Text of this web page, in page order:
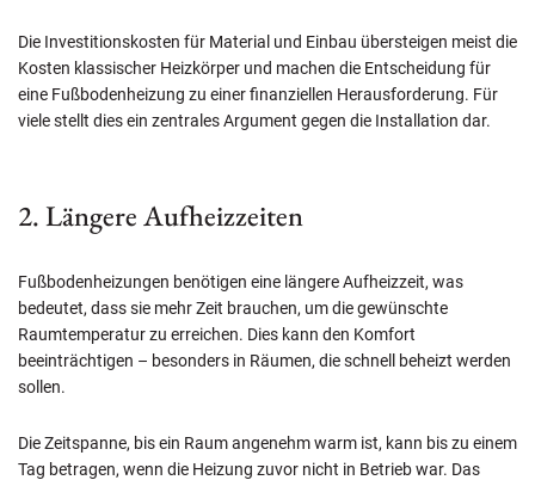
Die Investitionskosten für Material und Einbau übersteigen meist die
Kosten klassischer Heizkörper und machen die Entscheidung für
eine Fußbodenheizung zu einer finanziellen Herausforderung. Für
viele stellt dies ein zentrales Argument gegen die Installation dar.
2. Längere Aufheizzeiten
Fußbodenheizungen benötigen eine längere Aufheizzeit, was
bedeutet, dass sie mehr Zeit brauchen, um die gewünschte
Raumtemperatur zu erreichen. Dies kann den Komfort
beeinträchtigen – besonders in Räumen, die schnell beheizt werden
sollen.
Die Zeitspanne, bis ein Raum angenehm warm ist, kann bis zu einem
Tag betragen, wenn die Heizung zuvor nicht in Betrieb war. Das